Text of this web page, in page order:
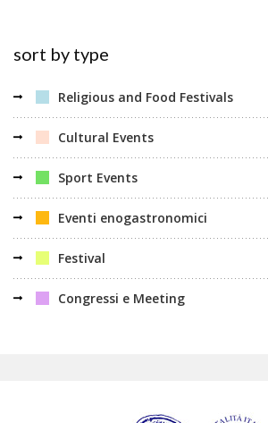
sort by type
Religious and Food Festivals
Cultural Events
Sport Events
Eventi enogastronomici
Festival
Congressi e Meeting